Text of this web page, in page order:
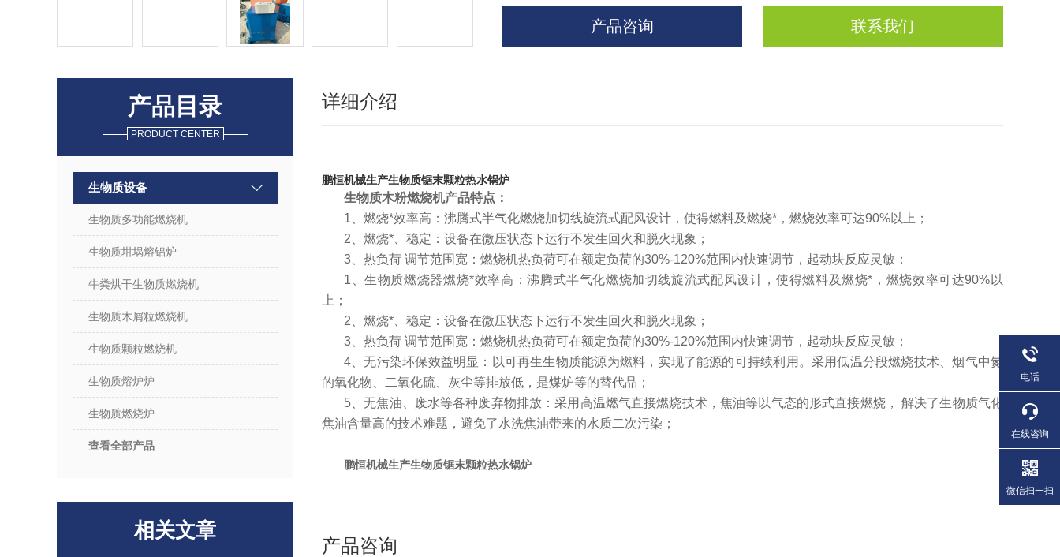
产品咨询 联系我们
产品目录
PRODUCT CENTER
生物质设备
生物质多功能燃烧机
生物质坩埚熔铝炉
牛粪烘干生物质燃烧机
生物质木屑粒燃烧机
生物质颗粒燃烧机
生物质熔炉炉
生物质燃烧炉
查看全部产品
相关文章
详细介绍
鹏恒机械生产生物质锯末颗粒热水锅炉
生物质木粉燃烧机产品特点：
1、燃烧*效率高：沸腾式半气化燃烧加切线旋流式配风设计，使得燃料及燃烧*，燃烧效率可达90%以上；
2、燃烧*、稳定：设备在微压状态下运行不发生回火和脱火现象；
3、热负荷 调节范围宽：燃烧机热负荷可在额定负荷的30%-120%范围内快速调节，起动块反应灵敏；
1、生物质燃烧器燃烧*效率高：沸腾式半气化燃烧加切线旋流式配风设计，使得燃料及燃烧*，燃烧效率可达90%以
上；
2、燃烧*、稳定：设备在微压状态下运行不发生回火和脱火现象；
3、热负荷 调节范围宽：燃烧机热负荷可在额定负荷的30%-120%范围内快速调节，起动块反应灵敏；
4、无污染环保效益明显：以可再生生物质能源为燃料，实现了能源的可持续利用。采用低温分段燃烧技术、烟气中氮
的氧化物、二氧化硫、灰尘等排放低，是煤炉等的替代品；
5、无焦油、废水等各种废弃物排放：采用高温燃气直接燃烧技术，焦油等以气态的形式直接燃烧， 解决了生物质气化
焦油含量高的技术难题，避免了水洗焦油带来的水质二次污染；
鹏恒机械生产生物质锯末颗粒热水锅炉
产品咨询
电话
在线咨询
微信扫一扫